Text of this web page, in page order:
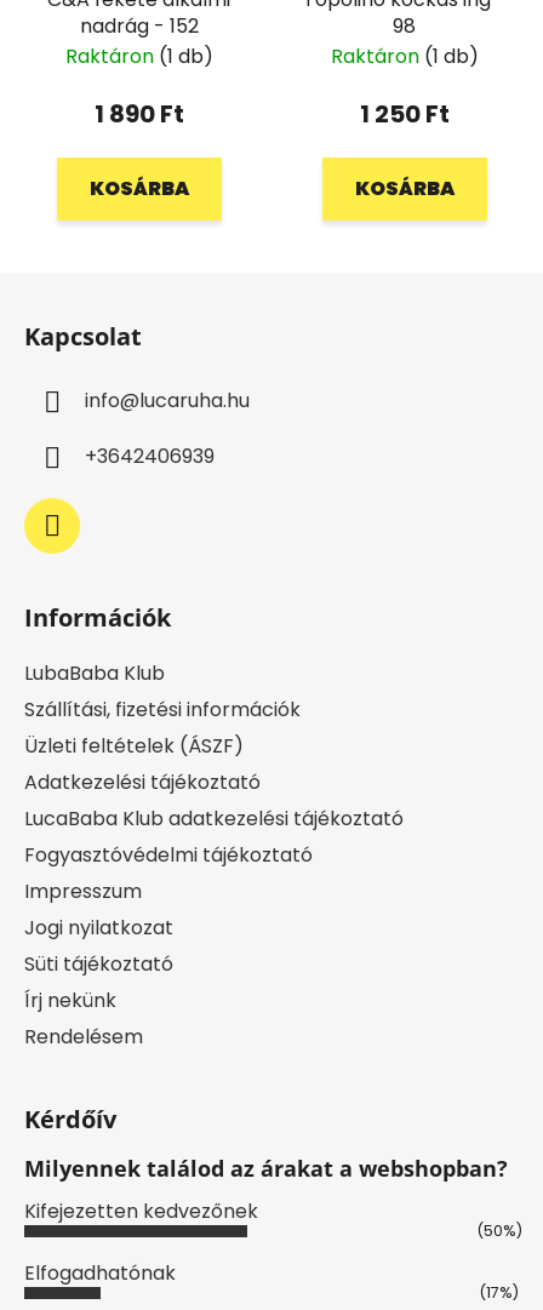
nadrág - 152
Raktáron (1 db)
1 890 Ft
KOSÁRBA
98
Raktáron (1 db)
1 250 Ft
KOSÁRBA
Kapcsolat
info@lucaruha.hu
+3642406939
Információk
LubaBaba Klub
Szállítási, fizetési információk
Üzleti feltételek (ÁSZF)
Adatkezelési tájékoztató
LucaBaba Klub adatkezelési tájékoztató
Fogyasztóvédelmi tájékoztató
Impresszum
Jogi nyilatkozat
Süti tájékoztató
Írj nekünk
Rendelésem
Kérdőív
Milyennek találod az árakat a webshopban?
Kifejezetten kedvezőnek
(50%)
Elfogadhatónak
(17%)